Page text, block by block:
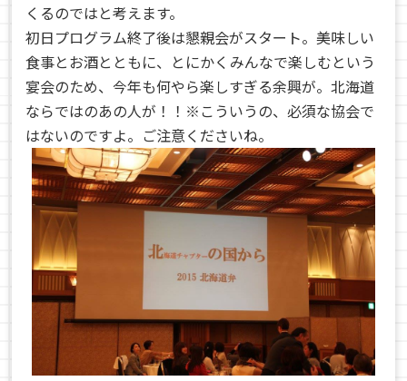
くるのではと考えます。
初日プログラム終了後は懇親会がスタート。美味しい
食事とお酒とともに、とにかくみんなで楽しむという
宴会のため、今年も何やら楽しすぎる余興が。北海道
ならではのあの人が！！※こういうの、必須な協会で
はないのですよ。ご注意くださいね。